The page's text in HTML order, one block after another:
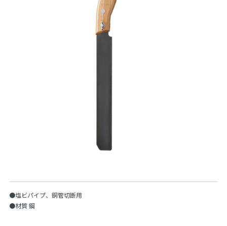
●塩ビパイプ、銅管切断用
●材質 鋼